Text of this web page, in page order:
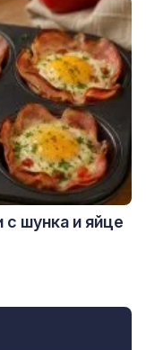
с шунка и яйце